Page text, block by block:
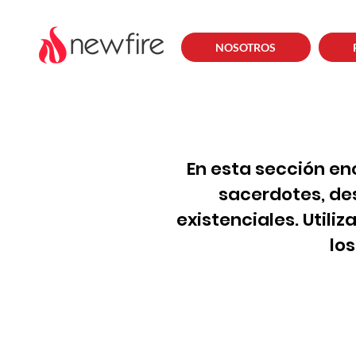
NOSOTROS
En esta sección
sacerdotes,
existenciales.